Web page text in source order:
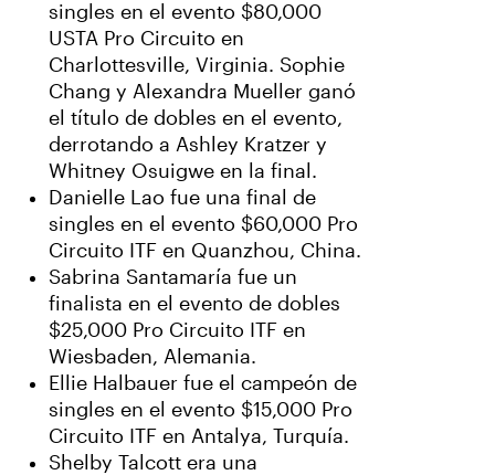
singles en el evento $80,000
USTA Pro Circuito en
Charlottesville, Virginia. Sophie
Chang y Alexandra Mueller ganó
el título de dobles en el evento,
derrotando a Ashley Kratzer y
Whitney Osuigwe en la final.
Danielle Lao fue una final de
singles en el evento $60,000 Pro
Circuito ITF en Quanzhou, China.
Sabrina Santamaría fue un
finalista en el evento de dobles
$25,000 Pro Circuito ITF en
Wiesbaden, Alemania.
Ellie Halbauer fue el campeón de
singles en el evento $15,000 Pro
Circuito ITF en Antalya, Turquía.
Shelby Talcott era una